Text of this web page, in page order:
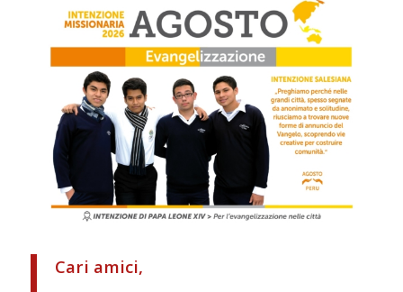
Cari amici,